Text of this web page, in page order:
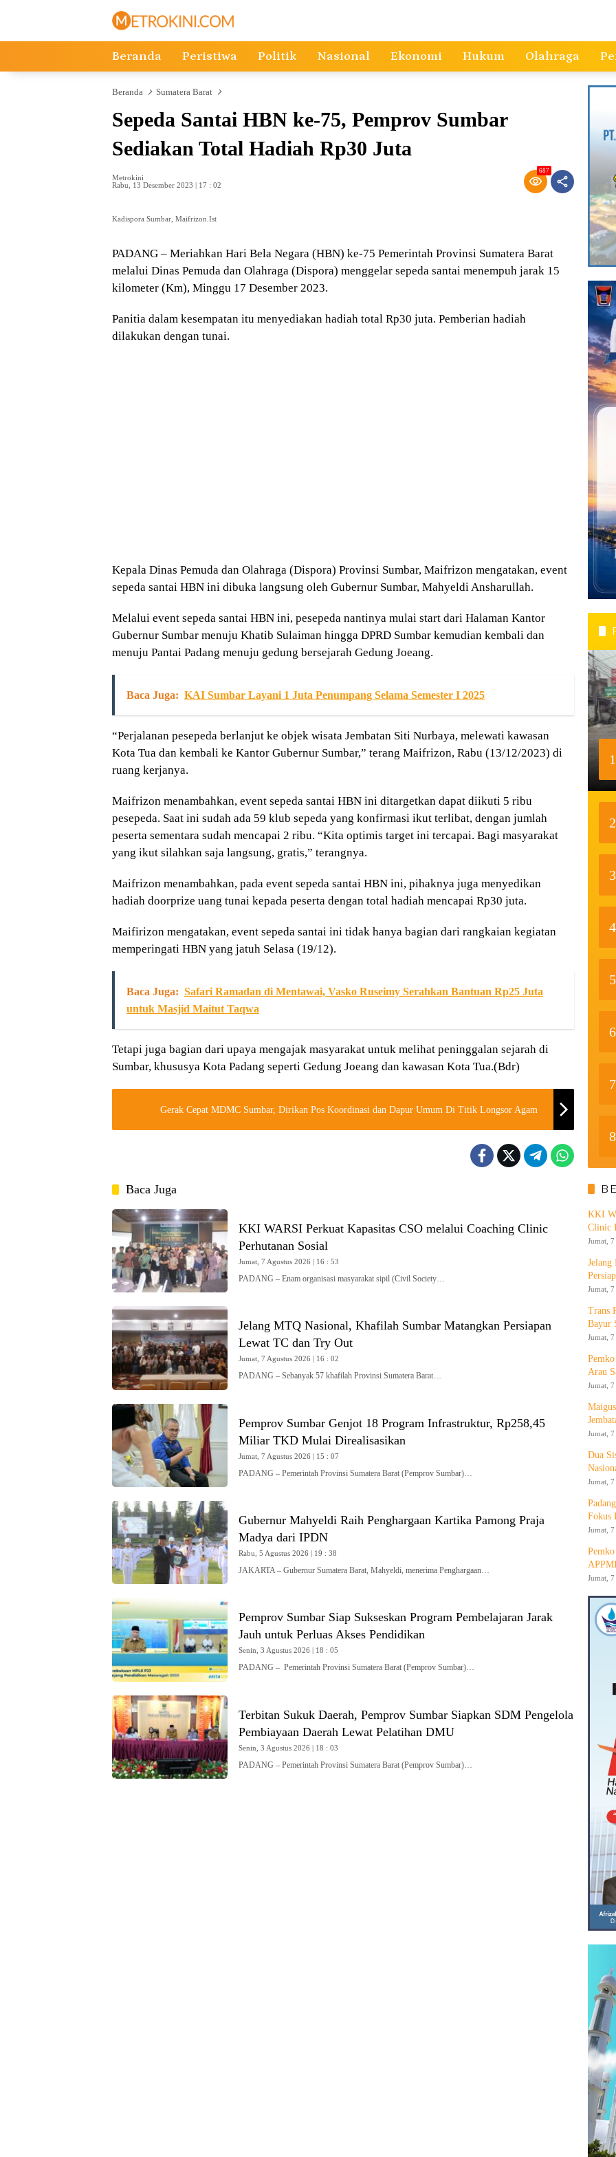
Beranda Peristiwa Politik Nasional Ekonomi Hukum Olahraga
Beranda Sumatera Barat
Sepeda Santai HBN ke-75, Pemprov Sumbar
Sediakan Total Hadiah Rp30 Juta
Metrokini
Rabu, 13 Desember 2023 | 17 : 02
687
Kadispora Sumbar, Maifrizon.Ist
PADANG – Meriahkan Hari Bela Negara (HBN) ke-75 Pemerintah Provinsi Sumatera Barat
melalui Dinas Pemuda dan Olahraga (Dispora) menggelar sepeda santai menempuh jarak 15
kilometer (Km), Minggu 17 Desember 2023.
Panitia dalam kesempatan itu menyediakan hadiah total Rp30 juta. Pemberian hadiah
dilakukan dengan tunai.
Kepala Dinas Pemuda dan Olahraga (Dispora) Provinsi Sumbar, Maifrizon mengatakan, event
sepeda santai HBN ini dibuka langsung oleh Gubernur Sumbar, Mahyeldi Ansharullah.
Melalui event sepeda santai HBN ini, pesepeda nantinya mulai start dari Halaman Kantor
Gubernur Sumbar menuju Khatib Sulaiman hingga DPRD Sumbar kemudian kembali dan
menuju Pantai Padang menuju gedung bersejarah Gedung Joeang.
Baca Juga: KAI Sumbar Layani 1 Juta Penumpang Selama Semester I 2025
“Perjalanan pesepeda berlanjut ke objek wisata Jembatan Siti Nurbaya, melewati kawasan
Kota Tua dan kembali ke Kantor Gubernur Sumbar,” terang Maifrizon, Rabu (13/12/2023) di
ruang kerjanya.
Maifrizon menambahkan, event sepeda santai HBN ini ditargetkan dapat diikuti 5 ribu
pesepeda. Saat ini sudah ada 59 klub sepeda yang konfirmasi ikut terlibat, dengan jumlah
peserta sementara sudah mencapai 2 ribu. “Kita optimis target ini tercapai. Bagi masyarakat
yang ikut silahkan saja langsung, gratis,” terangnya.
Maifrizon menambahkan, pada event sepeda santai HBN ini, pihaknya juga menyedikan
hadiah doorprize uang tunai kepada peserta dengan total hadiah mencapai Rp30 juta.
Maifirizon mengatakan, event sepeda santai ini tidak hanya bagian dari rangkaian kegiatan
memperingati HBN yang jatuh Selasa (19/12).
Baca Juga: Safari Ramadan di Mentawai, Vasko Ruseimy Serahkan Bantuan Rp25 Juta
untuk Masjid Maitut Taqwa
Tetapi juga bagian dari upaya mengajak masyarakat untuk melihat peninggalan sejarah di
Sumbar, khususya Kota Padang seperti Gedung Joeang dan kawasan Kota Tua.(Bdr)
Gerak Cepat MDMC Sumbar, Dirikan Pos Koordinasi dan Dapur Umum Di Titik Longsor Agam
Baca Juga
KKI WARSI Perkuat Kapasitas CSO melalui Coaching Clinic
Perhutanan Sosial
Jumat, 7 Agustus 2026 | 16 : 53
PADANG – Enam organisasi masyarakat sipil (Civil Society…
Jelang MTQ Nasional, Khafilah Sumbar Matangkan Persiapan
Lewat TC dan Try Out
Jumat, 7 Agustus 2026 | 16 : 02
PADANG – Sebanyak 57 khafilah Provinsi Sumatera Barat…
Pemprov Sumbar Genjot 18 Program Infrastruktur, Rp258,45
Miliar TKD Mulai Direalisasikan
Jumat, 7 Agustus 2026 | 15 : 07
PADANG – Pemerintah Provinsi Sumatera Barat (Pemprov Sumbar)…
Gubernur Mahyeldi Raih Penghargaan Kartika Pamong Praja
Madya dari IPDN
Rabu, 5 Agustus 2026 | 19 : 38
JAKARTA – Gubernur Sumatera Barat, Mahyeldi, menerima Penghargaan…
Pemprov Sumbar Siap Sukseskan Program Pembelajaran Jarak
Jauh untuk Perluas Akses Pendidikan
Senin, 3 Agustus 2026 | 18 : 05
PADANG – Pemerintah Provinsi Sumatera Barat (Pemprov Sumbar)…
Terbitan Sukuk Daerah, Pemprov Sumbar Siapkan SDM Pengelola
Pembiayaan Daerah Lewat Pelatihan DMU
Senin, 3 Agustus 2026 | 18 : 03
PADANG – Pemerintah Provinsi Sumatera Barat (Pemprov Sumbar)…
1
2
3
4
5
6
7
8
KKI
Clinic
Jumat,
Jelang
Jumat,
Trans
Bayur
Jumat,
Arau
Jumat,
Jumat,
Dua
Jumat,
Fokus
Jumat,
Jumat,